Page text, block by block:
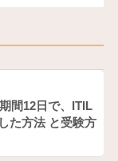
間12日で、ITIL
た方法 と受験方